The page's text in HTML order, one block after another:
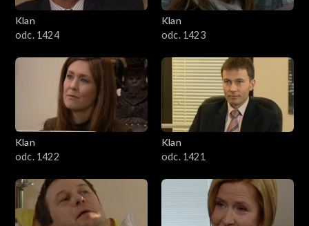
Klan
odc. 1424
Klan
odc. 1423
Klan
odc. 1422
Klan
odc. 1421